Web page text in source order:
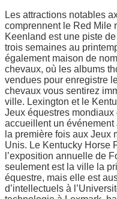
Les attractions notables
comprennent le Red Mile
Keenland est une piste
trois semaines au
également maison de
chevaux, où les albums
vendues pour enregistre
chevaux vous sentirez
ville. Lexington et le
Jeux équestres mondiaux
accueillent un
la première fois aux Jeux
Unis. Le Kentucky Horse
l’exposition annuelle de
seulement est la ville la
équestre, mais elle est
d’intellectuels à